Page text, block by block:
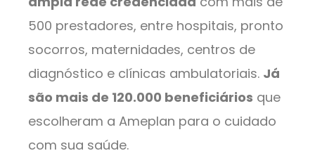
500 prestadores, entre hospitais, pronto
socorros, maternidades, centros de
diagnóstico e clínicas ambulatoriais. Já
são mais de 120.000 beneficiários que
escolheram a Ameplan para o cuidado
com sua saúde.